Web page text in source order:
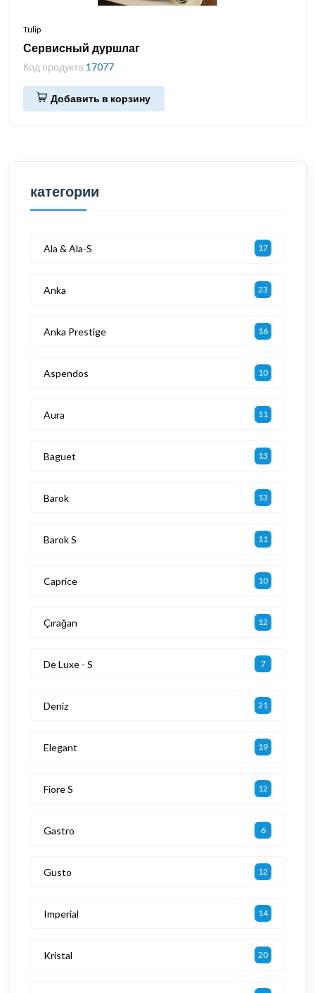
Tulip
Сервисный дуршлаг
Код продукта 17077
Добавить в корзину
категории
Ala & Ala-S 17
Anka 23
Anka Prestige 16
Aspendos 10
Aura 11
Baguet 13
Barok 13
Barok S 11
Caprice 10
Çırağan 12
De Luxe - S 7
Deniz 21
Elegant 19
Fiore S 12
Gastro 6
Gusto 12
Imperial 14
Kristal 20